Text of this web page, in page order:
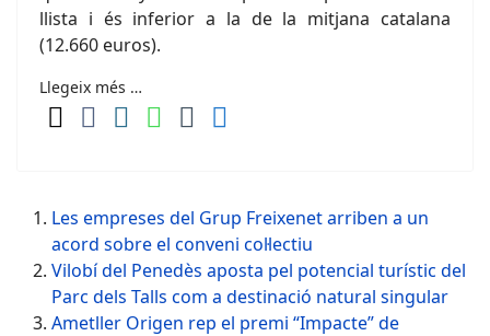
llista i és inferior a la de la mitjana catalana
(12.660 euros).
Llegeix més …
Les empreses del Grup Freixenet arriben a un
acord sobre el conveni col·lectiu
Vilobí del Penedès aposta pel potencial turístic del
Parc dels Talls com a destinació natural singular
Ametller Origen rep el premi “Impacte” de